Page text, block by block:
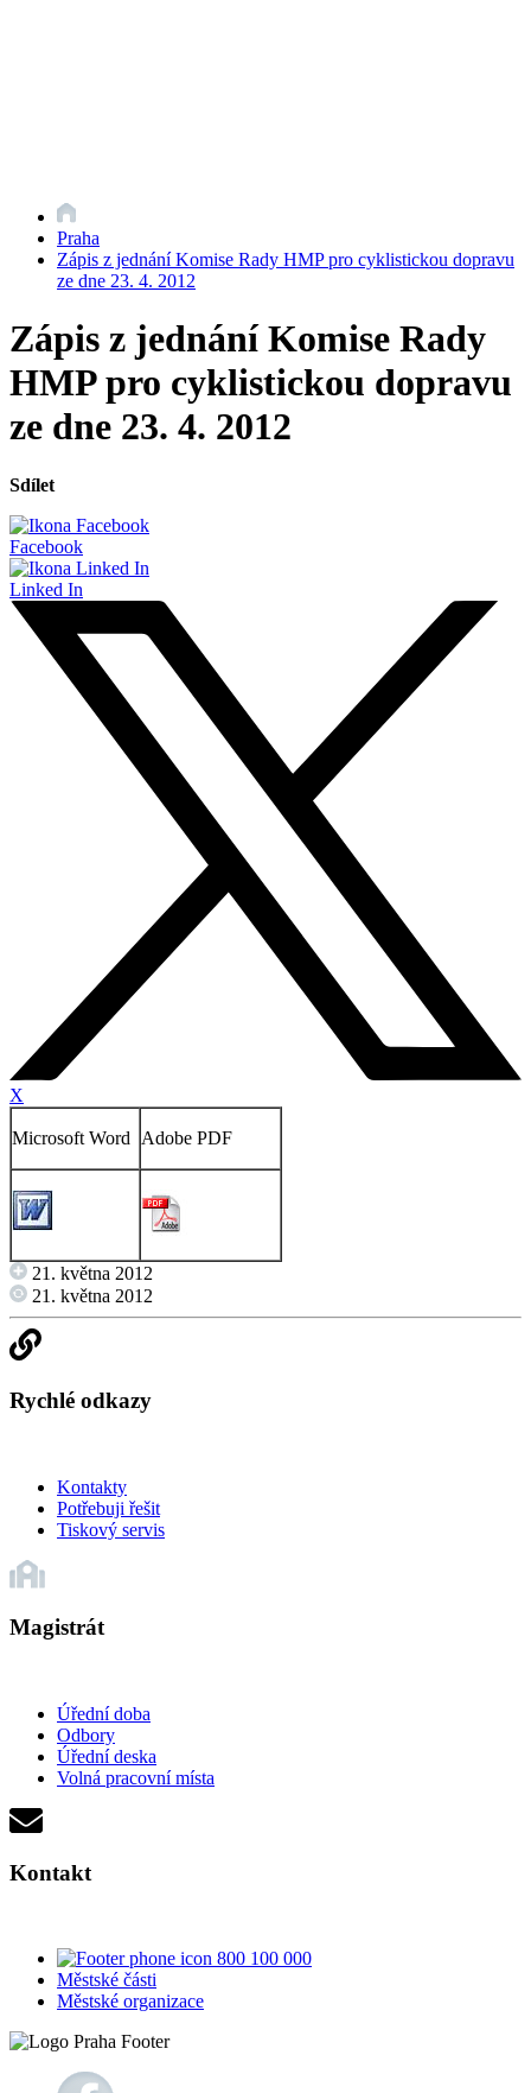
Praha
Zápis z jednání Komise Rady HMP pro cyklistickou dopravu
ze dne 23. 4. 2012
Zápis z jednání Komise Rady
HMP pro cyklistickou dopravu
ze dne 23. 4. 2012
Sdílet
Facebook
Linked In
X
Microsoft Word Adobe PDF
21. května 2012
21. května 2012
Rychlé odkazy
Kontakty
Potřebuji řešit
Tiskový servis
Magistrát
Úřední doba
Odbory
Úřední deska
Volná pracovní místa
Kontakt
800 100 000
Městské části
Městské organizace